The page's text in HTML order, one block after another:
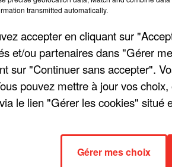
l'invitée de l'émission « C à vous
« Hasta Luego » à laquelle des
chanteuse a été questionnée sur
seule fois où il m'a adressé la
tu penses au type du dernier
voie ta bouche et il faut exagérer
transmitted automatically.
accepter en cliquant sur
et/ou partenaires dans "Gérer
sur "Continuer sans accepter".
pouvez mettre à jour vos
le lien "Gérer les cookies" situé
Gérer mes choix